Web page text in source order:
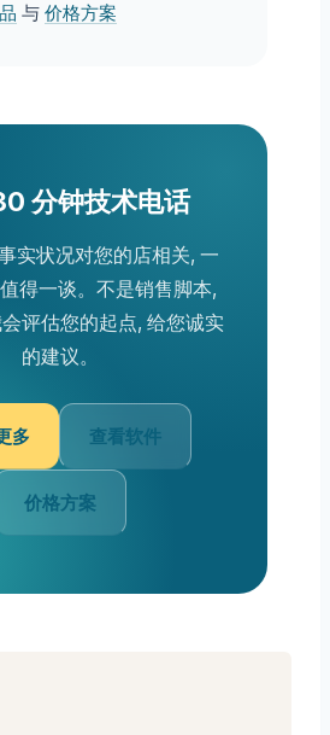
与 价格方案
分钟技术电话
实状况对您的店相关, 一
得一谈。不是销售脚本,
评估您的起点, 给您诚实
的建议。
多 查看软件
价格方案